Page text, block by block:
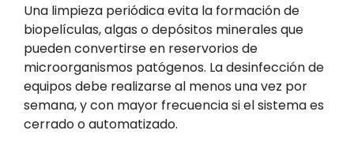
Una limpieza periódica evita la formación de
biopelículas, algas o depósitos minerales que
pueden convertirse en reservorios de
microorganismos patógenos. La desinfección de
equipos debe realizarse al menos una vez por
semana, y con mayor frecuencia si el sistema es
cerrado o automatizado.